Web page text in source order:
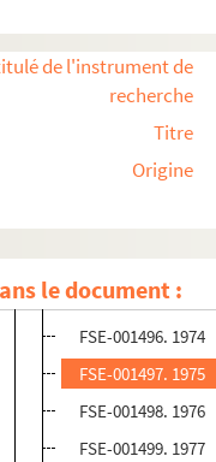
de l'instrument de
recherche
Titre
Origine
le document :
Bordeaux-Paris
FSE-001495. 1973
FSE-001496. 1974
FSE-001497. 1975
FSE-001498. 1976
FSE-001499. 1977